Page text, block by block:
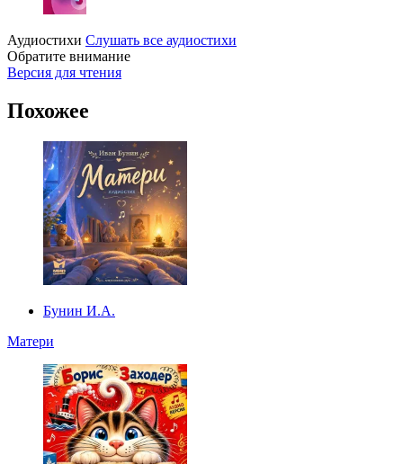
Аудиостихи Слушать все аудиостихи
Обратите внимание
Версия для чтения
Похожее
Бунин И.А.
Матери